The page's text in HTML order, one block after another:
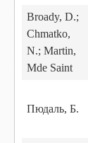
Broady, D.;
Chmatko,
N.; Martin,
Mde Saint
Пюдаль, Б.